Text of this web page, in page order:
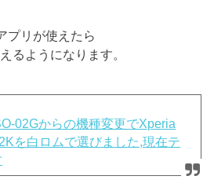
プリが使えたら
るようになります。
02Gからの機種変更でXperia
を白ロムで選びました,現在テ